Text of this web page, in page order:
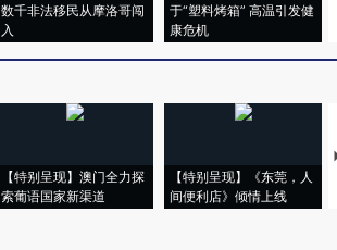
数千非法移民从摩洛哥闯
入
于“塑料烤箱” 高温引发健
康危机
【特别呈现】澳门全力探
索葡语国家新渠道
【特别呈现】《东莞，人
间便利店》倾情上线